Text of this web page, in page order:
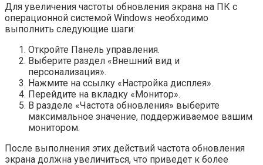
Для увеличения частоты обновления экрана на ПК с
операционной системой Windows необходимо
выполнить следующие шаги:
Откройте Панель управления.
Выберите раздел «Внешний вид и
персонализация».
Нажмите на ссылку «Настройка дисплея».
Перейдите на вкладку «Монитор».
В разделе «Частота обновления» выберите
максимальное значение, поддерживаемое вашим
монитором.
После выполнения этих действий частота обновления
экрана должна увеличиться, что приведет к более